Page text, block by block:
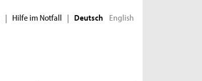
| Hilfe im Notfall | Deutsch English